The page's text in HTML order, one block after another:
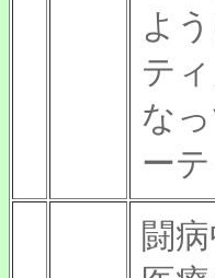
よ
テ
な
ー
闘